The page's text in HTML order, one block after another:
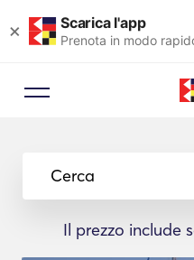
× Scarica l'app
Prenota in modo
Cerca
Il prezzo include